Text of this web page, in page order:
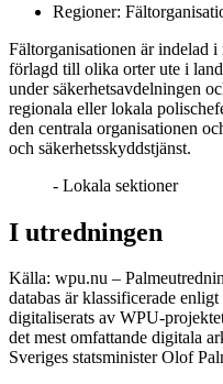
Regioner:
Fältorganisationen är indelad
förlagd till olika orter ute i
under säkerhetsavdelningen
regionala eller lokala
den centrala organisationen
och säkerhetsskyddstjänst.
- Lokala sektioner
I utredningen
Källa: wpu.nu –
databas är klassificerade
digitaliserats av WPU-
det mest omfattande digitala
Sveriges statsminister Olof